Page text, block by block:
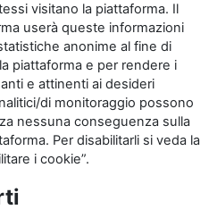
visitano la piattaforma. Il
userà queste informazioni
anonime al fine di
piattaforma e per rendere i
e attinenti ai desideri
di monitoraggio possono
nessuna conseguenza sulla
Per disabilitarli si veda la
i cookie”.